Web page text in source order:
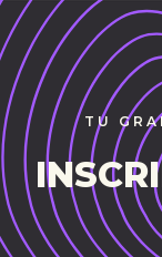
TU